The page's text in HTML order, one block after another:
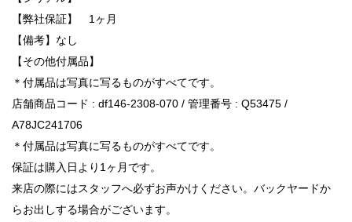
【弊社保証】 1ヶ月
【備考】なし
【その他付属品】
＊付属品は写真に写るものがすべてです。
店舗商品コード : df146-2308-070 / 管理番号 : Q53475 /
A78JC241706
＊付属品は写真に写るものがすべてです。
保証は購入日より1ヶ月です。
来店の際にはスタッフへ必ずお声かけください。バックヤードか
らお出しする場合がございます。